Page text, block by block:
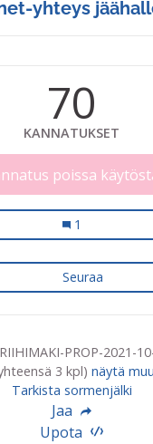
yhteys
70
KANNATUKSET
poissa
Internet-yhteys
1
Seuraa
PROP-2021-
3 kpl) näytä
Tarkista sormenjälki
Jaa
Upota